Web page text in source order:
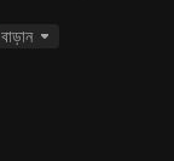
বাড়ান